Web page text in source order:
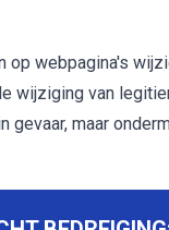
op webpagina's
wijziging van
maar